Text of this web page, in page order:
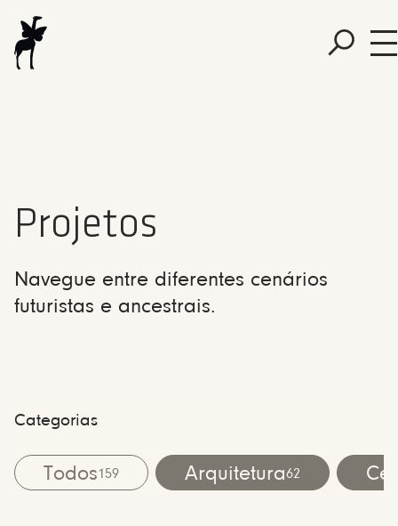
Projetos
Navegue entre diferentes cenários
futuristas e ancestrais.
Categorias
Todos159 Arquitetura62